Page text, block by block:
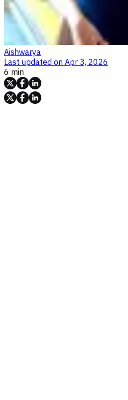
Aishwarya
Last updated on Apr 3, 2026
6 min